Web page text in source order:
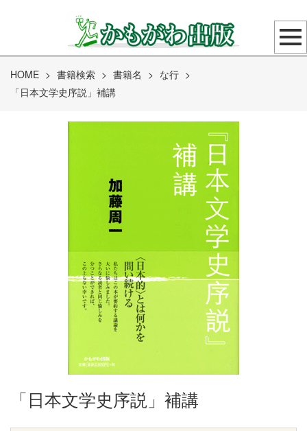
HOME > 書籍検索 > 書籍名 > な行 >
「日本文学史序説」補講
「日本文学史序説」補講